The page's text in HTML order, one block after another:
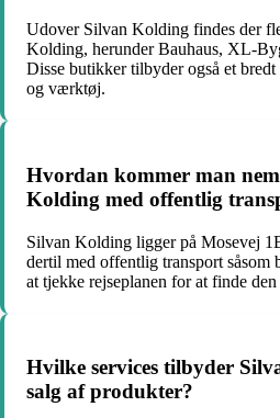
Udover Silvan Kolding findes der
Kolding, herunder Bauhaus, XL-
Disse butikker tilbyder også et
og værktøj.
Hvordan kommer man
Kolding med offentlig
Silvan Kolding ligger på Mosevej
dertil med offentlig transport såsom
at tjekke rejseplanen for at finde den
Hvilke services tilbyder
salg af produkter?